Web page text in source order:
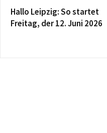
Hallo Leipzig: So startet
Freitag, der 12. Juni 2026